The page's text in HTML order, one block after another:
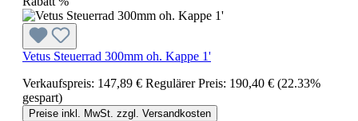
Vetus Steuerrad 300mm oh. Kappe 1'
Verkaufspreis: 147,89 € Regulärer Preis: 190,40 € (22.33%
gespart)
Preise inkl. MwSt. zzgl. Versandkosten